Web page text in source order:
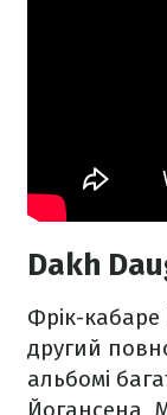
Dakh
Фрік-
другий
альбомі
Йогансена,